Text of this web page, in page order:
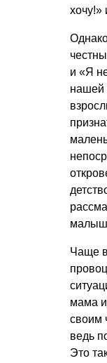
хочу!»
и «Я
нашей
Чаще
мама
своим
ведь
Это